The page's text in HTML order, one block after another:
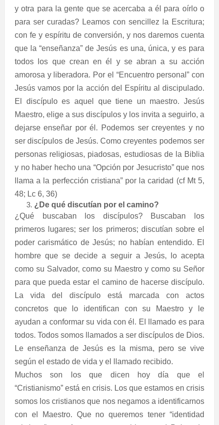
y otra para la gente que se acercaba a él para oírlo o
para ser curadas? Leamos con sencillez la Escritura;
con fe y espíritu de conversión, y nos daremos cuenta
que la “enseñanza” de Jesús es una, única, y es para
todos los que crean en él y se abran a su acción
amorosa y liberadora. Por el “Encuentro personal” con
Jesús vamos por la acción del Espíritu al discipulado.
El discípulo es aquel que tiene un maestro. Jesús
Maestro, elige a sus discípulos y los invita a seguirlo, a
dejarse enseñar por él. Podemos ser creyentes y no
ser discípulos de Jesús. Como creyentes podemos ser
personas religiosas, piadosas, estudiosas de la Biblia
y no haber hecho una “Opción por Jesucristo” que nos
llama a la perfección cristiana” por la caridad (cf Mt 5,
48; Lc 6, 36)
¿De qué discutían por el camino?
¿Qué buscaban los discípulos? Buscaban los
primeros lugares; ser los primeros; discutían sobre el
poder carismático de Jesús; no habían entendido. El
hombre que se decide a seguir a Jesús, lo acepta
como su Salvador, como su Maestro y como su Señor
para que pueda estar el camino de hacerse discípulo.
La vida del discípulo está marcada con actos
concretos que lo identifican con su Maestro y le
ayudan a conformar su vida con él. El llamado es para
todos. Todos somos llamados a ser discípulos de Dios.
Le enseñanza de Jesús es la misma, pero se vive
según el estado de vida y el llamado recibido.
Muchos son los que dicen hoy día que el
“Cristianismo” está en crisis. Los que estamos en crisis
somos los cristianos que nos negamos a identificarnos
con el Maestro. Que no queremos tener “identidad